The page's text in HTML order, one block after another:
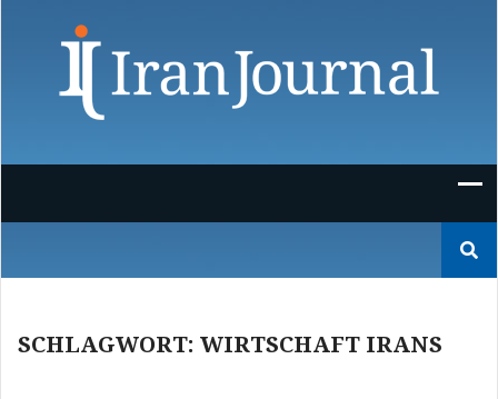
nach:
SCHLAGWORT: WIRTSCHAFT IRANS